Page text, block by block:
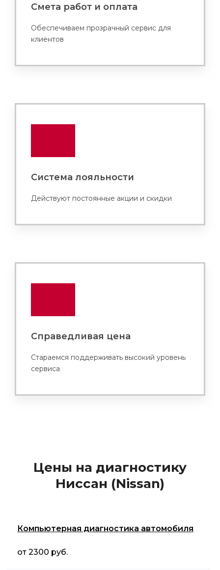
Смета работ и оплата
Обеспечиваем прозрачный сервис для
клиентов
Система лояльности
Действуют постоянные акции и скидки
Справедливая цена
Стараемся поддерживать высокий уровень
сервиса
Цены на диагностику
Ниссан (Nissan)
Компьютерная диагностика автомобиля
от 2300 руб.